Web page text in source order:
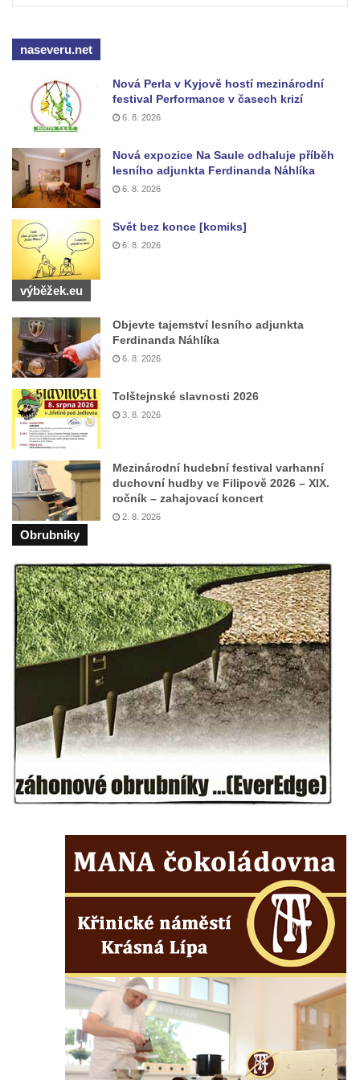
Vyhlídka pod Tisovým vrchem u Svojkova
Skalní okna Kolonáda u Svojkova
Slavíček
Jeskyně Staré časy u Svojkova
Hlídková jeskyně u Svojkova
Klíč
Kamenná slunce u obce Staré
Sluj českých bratří a Symbolický hrob
českých bratří
Besedická vyhlídka (na Vysoké skále)
Kinského vyhlídka (Besedické skály)
Vyhlídka Kde domov můj (Besedické skály)
Jeskyně Matěje Krocínovského v
Besedických skalách
Husníkova vyhlídka (Besedické skály)
Hořákova vyhlídka (Besedické skály)
Masarykova vyhlídka (Besedické skály)
Vyhlídka Sokol (Besedické skály)
Lafitova vyhlídka pod Křížovou horou
Vyhlídka pod Křížovou horou u Pohořan
Hraběcí vyhlídka u Rabštejna nad Střelou
Bořeň
Vyhlídka na Chřibském (Kamzičím) vrchu
Kamenická vyhlídka
Vyhlídka jihovýchodně od Manušic u
cyklostezky Varhany
Vyhlídka nad jezírkem v Srbské Kamenici
Vyhlídka Jaroslava Srby
Výšina královny Vilemíny
Doerellova vyhlídka u Dubice
Vyhlídka Václava Krčila
Vyhlídka Mlynářův kámen
Skalní brána Lesní kaple
Císařský výhled (Kvádrberk, Stoličná hora)
Vyhlídka Labská stráž
Růžová vyhlídka nad kaňonem Labe
Vyhlídky na trase Naučné stezky Větruše-
Vrkoč
Humboldtova vyhlídka u Větruše v Ústí nad
naseveru.net
Nová Perla v Kyjově hostí mezinárodní
festival Performance v časech krizí
6. 8. 2026
Nová expozice Na Saule odhaluje příběh
lesního adjunkta Ferdinanda Náhlíka
6. 8. 2026
Svět bez konce [komiks]
6. 8. 2026
výběžek.eu
Objevte tajemství lesního adjunkta
Ferdinanda Náhlíka
6. 8. 2026
Tolštejnské slavnosti 2026
3. 8. 2026
Mezinárodní hudební festival varhanní
duchovní hudby ve Filipově 2026 – XIX.
ročník – zahajovací koncert
2. 8. 2026
Obrubniky